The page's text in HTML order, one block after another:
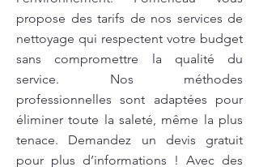
propose des tarifs de nos services de
nettoyage qui respectent votre budget
sans compromettre la qualité du
service. Nos méthodes
professionnelles sont adaptées pour
éliminer toute la saleté, même la plus
tenace. Demandez un devis gratuit
pour plus d’informations ! Avec des